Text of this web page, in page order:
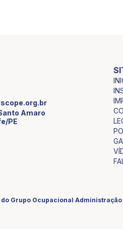
Amaro
PE
do Grupo Ocupacional